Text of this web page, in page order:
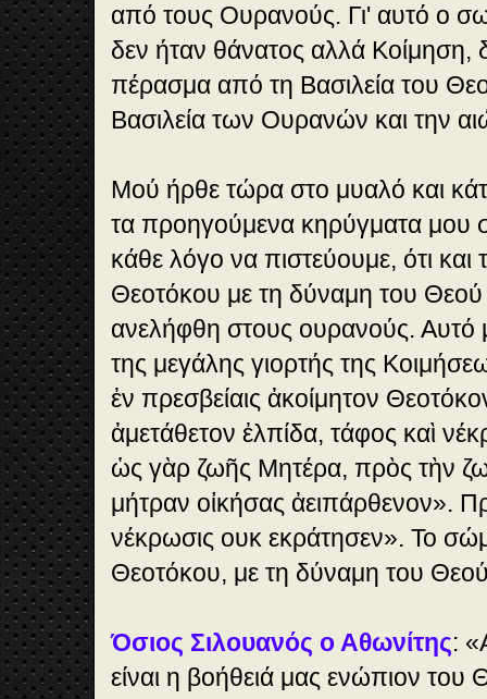
από τους Ουρανούς. Γι' αυτό ο
δεν ήταν θάνατος αλλά Κοίμηση,
πέρασμα από τη Βασιλεία του
Βασιλεία των Ουρανών και την
Μού ήρθε τώρα στο μυαλό και
τα προηγούμενα κηρύγματα μου
κάθε λόγο να πιστεύουμε, ότι
Θεοτόκου με τη δύναμη του Θεού
ανελήφθη στους ουρανούς. Αυτό
της μεγάλης γιορτής της
ἐν πρεσβείαις ἀκοίμητον
ἀμετάθετον ἐλπίδα, τάφος καὶ
ὡς γὰρ ζωῆς Μητέρα, πρὸς τὴν
μήτραν οἰκήσας ἀειπάρθενον».
νέκρωσις ουκ εκράτησεν». Το
Θεοτόκου, με τη δύναμη του
Όσιος Σιλουανός ο Αθωνίτης:
είναι η βοήθειά μας ενώπιον του